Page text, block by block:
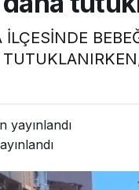
İLÇESİNDE
yayınlandı
Yazarlar